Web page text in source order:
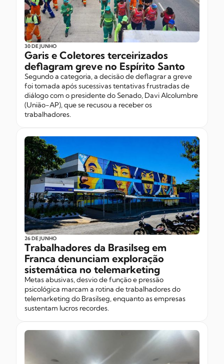
30 DE JUNHO
Garis e Coletores terceirizados
deflagram greve no Espírito Santo
Segundo a categoria, a decisão de deflagrar a greve
foi tomada após sucessivas tentativas frustradas de
diálogo com o presidente do Senado, Davi Alcolumbre
(União-AP), que se recusou a receber os
trabalhadores.
26 DE JUNHO
Trabalhadores da Brasilseg em
Franca denunciam exploração
sistemática no telemarketing
Metas abusivas, desvio de função e pressão
psicológica marcam a rotina de trabalhadores do
telemarketing do Brasilseg, enquanto as empresas
sustentam lucros recordes.